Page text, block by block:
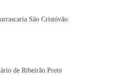
São Cristóvão
de Ribeirão Preto